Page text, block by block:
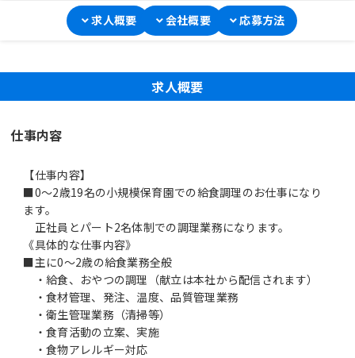
求人概要 会社概要 応募方法
求人概要
仕事内容
【仕事内容】
■0～2歳19名の小規模保育園での給食調理のお仕事になり
ます。
正社員とパート2名体制での調理業務になります。
《具体的な仕事内容》
■主に0～2歳の給食業務全般
・給食、おやつの調理（献立は本社から配信されます）
・食材管理、発注、温度、品質管理業務
・衛生管理業務（清掃等）
・食育活動の立案、実施
・食物アレルギー対応